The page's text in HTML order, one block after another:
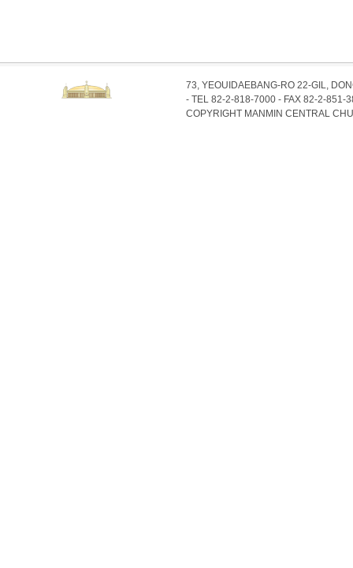
73, YEOUIDAEBANG-RO 22-GIL,
- TEL 82-2-818-7000 - FAX 82-2-851-
COPYRIGHT MANMIN CENTRAL